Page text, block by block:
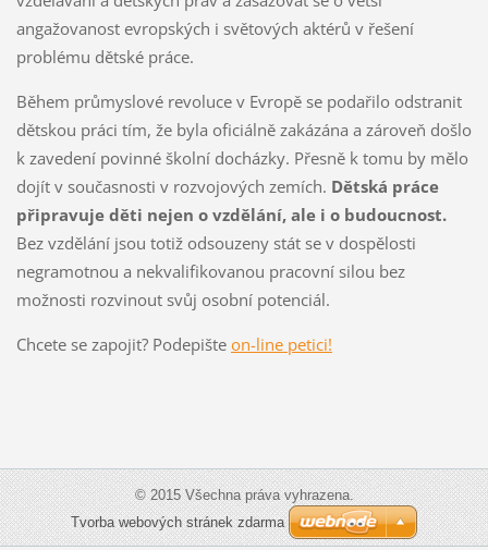
angažovanost evropských i světových aktérů v řešení
problému dětské práce.
Během průmyslové revoluce v Evropě se podařilo odstranit
dětskou práci tím, že byla oficiálně zakázána a zároveň došlo
k zavedení povinné školní docházky. Přesně k tomu by mělo
dojít v současnosti v rozvojových zemích. Dětská práce
připravuje děti nejen o vzdělání, ale i o budoucnost.
Bez vzdělání jsou totiž odsouzeny stát se v dospělosti
negramotnou a nekvalifikovanou pracovní silou bez
možnosti rozvinout svůj osobní potenciál.
Chcete se zapojit? Podepište on-line petici!
© 2015 Všechna práva vyhrazena.
Tvorba webových stránek zdarma